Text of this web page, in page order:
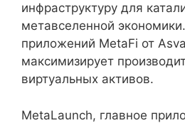
инфраструктуру для
метавселенной
приложений MetaFi от
максимизирует
виртуальных активов.
MetaLaunch, главное